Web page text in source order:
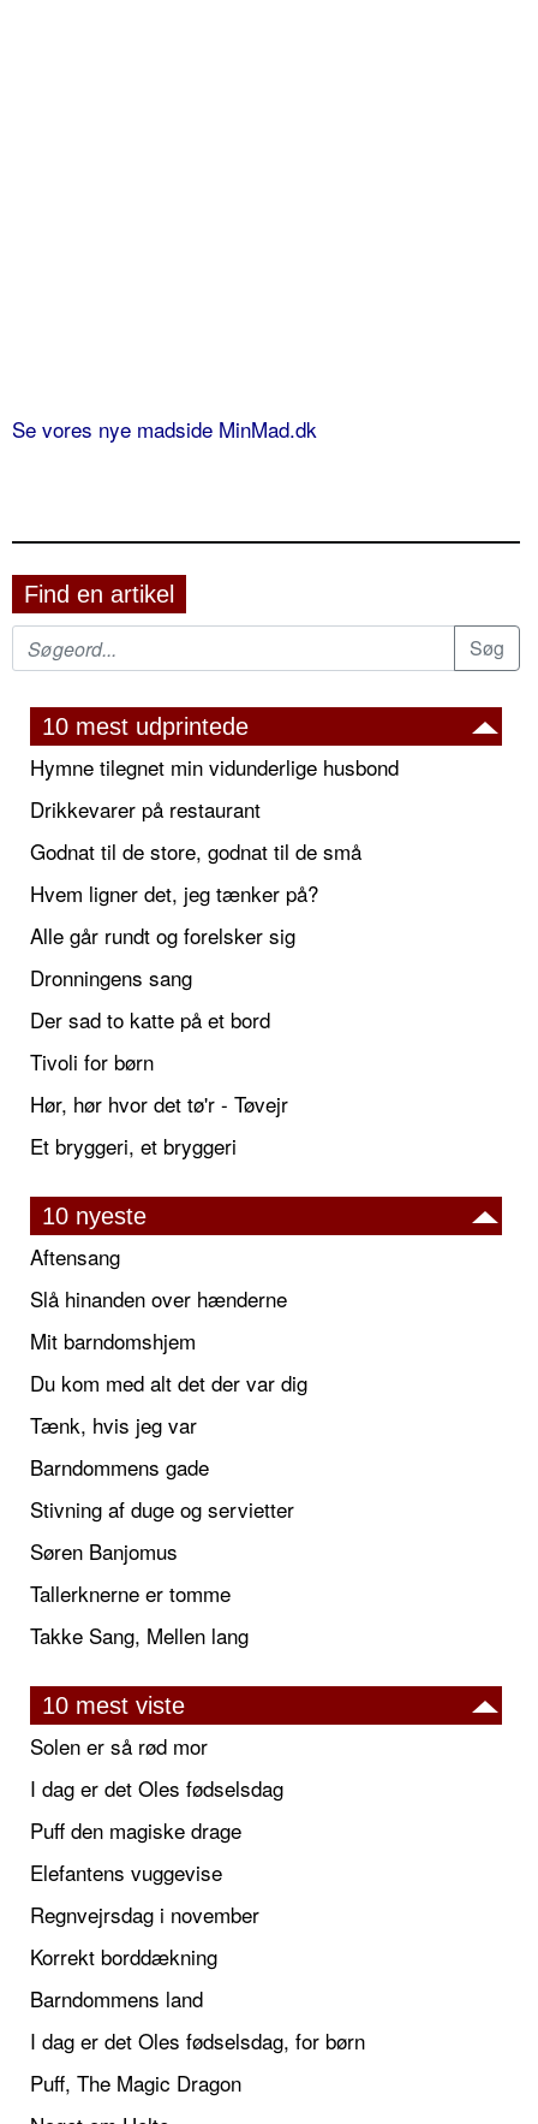
Se vores nye madside MinMad.dk
Find en artikel
10 mest udprintede
Hymne tilegnet min vidunderlige husbond
Drikkevarer på restaurant
Godnat til de store, godnat til de små
Hvem ligner det, jeg tænker på?
Alle går rundt og forelsker sig
Dronningens sang
Der sad to katte på et bord
Tivoli for børn
Hør, hør hvor det tø'r - Tøvejr
Et bryggeri, et bryggeri
10 nyeste
Aftensang
Slå hinanden over hænderne
Mit barndomshjem
Du kom med alt det der var dig
Tænk, hvis jeg var
Barndommens gade
Stivning af duge og servietter
Søren Banjomus
Tallerknerne er tomme
Takke Sang, Mellen lang
10 mest viste
Solen er så rød mor
I dag er det Oles fødselsdag
Puff den magiske drage
Elefantens vuggevise
Regnvejrsdag i november
Korrekt borddækning
Barndommens land
I dag er det Oles fødselsdag, for børn
Puff, The Magic Dragon